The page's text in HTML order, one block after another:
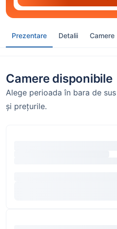
Prezentare Detalii Camere
Camere disponibile
Alege perioada în bara de
și prețurile.